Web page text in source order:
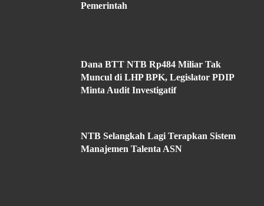
Pemerintah
Dana BTT NTB Rp484 Miliar Tak
Muncul di LHP BPK, Legislator PDIP
Minta Audit Investigatif
NTB Selangkah Lagi Terapkan Sistem
Manajemen Talenta ASN